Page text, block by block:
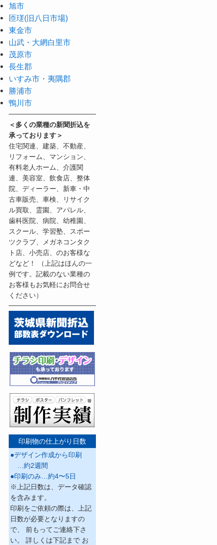
旭市
匝瑳(旧八日市場)
東金市
山武・大網白里市
茂原市
長生郡
いすみ市・夷隅郡
勝浦市
鴨川市
＜多くの業種の新聞折込を
承っております＞
住宅関連、建築、不動産、
リフォーム、マンション、
有料老人ホーム、介護関
連、美容室、飲食店、整体
院、ディーラー、新車・中
古車販売、車検、リサイク
ル買取、霊園、アパレル、
歯科医院、病院、幼稚園、
スクール、学習塾、スポー
ツクラブ、メガネコンタク
ト店、小売店、のお客様な
どなど！ （上記はほんの一
例です。記載のない業種の
お客様もお気軽にお問合せ
ください）
印刷物の仕上がり日数
●デザイン作成から印刷
…約2週間
●印刷のみ…約4〜5日
※上記日数は、データ確認
を含みます。
印刷をご依頼の際は、上記
日数が必要となりますの
で、 前もってご連絡下さ
い。 詳しくは下記まで お